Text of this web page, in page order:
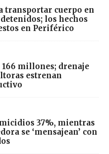
transportar cuerpo en
los hechos
en Periférico
166 millones; drenaje
estrenan
37%, mientras
se ‘mensajean’ con